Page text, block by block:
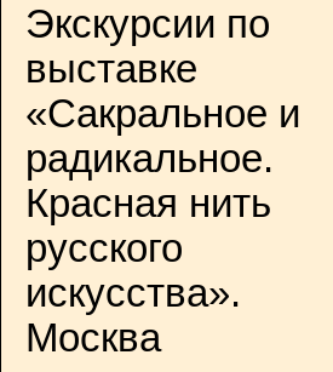
Экскурсии по
выставке
«Сакральное и
радикальное.
Красная нить
русского
искусства».
Москва